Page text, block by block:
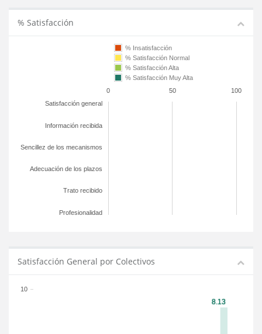
% Satisfacción
0 50
100
Satisfacción general
Información recibida
Sencillez de los mecanismos
Adecuación de los plazos
Trato recibido
Profesionalidad
% Insatisfacción
% Satisfacción Normal
% Satisfacción Alta
% Satisfacción Muy Alta
Satisfacción General por Colectivos
10